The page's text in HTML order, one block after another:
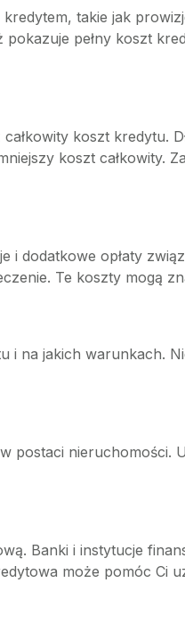
takie jak
pełny koszt
koszt kredytu.
koszt całkowity.
i dodatkowe opłaty
Te koszty mogą
i na jakich warunkach.
postaci nieruchomości.
Banki i instytucje
może pomóc Ci